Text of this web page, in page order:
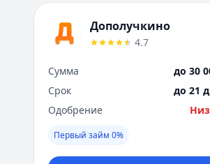
Дополучкино
4.7
Сумма
до 30
Срок
до 21
Одобрение
Первый займ 0%